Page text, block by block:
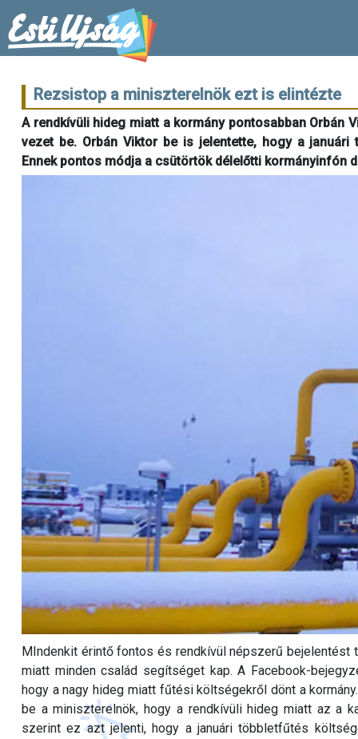
Rezsistop a miniszterelnök ezt is elintézte
A rendkívüli hideg miatt a kormány pontosabban
vezet be. Orbán Viktor be is jelentette, hogy a
Ennek pontos módja a csütörtök délelőtti kormányinfón
MIndenkit érintő fontos és rendkívül népszerű bejelentést
miatt minden család segítséget kap. A Facebook-
hogy a nagy hideg miatt fűtési költségekről dönt a
be a miniszterelnök, hogy a rendkívüli hideg miatt az a
szerint ez azt jelenti, hogy a januári többletfűtés